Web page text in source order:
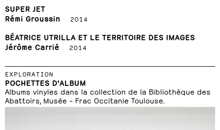
SUPER JET
Rémi Groussin
2014
BÉATRICE UTRILLA ET LE TERRITOIRE DES IMAGES
Jérôme Carrié
2014
EXPLORATION
POCHETTES D'ALBUM
Albums vinyles dans la collection de la Bibliothèque des
Abattoirs, Musée – Frac Occitanie Toulouse.